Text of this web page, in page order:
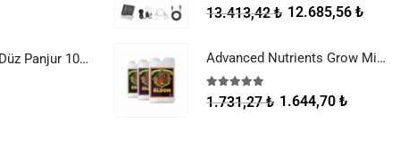
Raksan Smart Düz Panjur 100 mm Sinek Telli
5.00 5 üzerinden
13.413,42₺ 12.685,56 ₺
Advanced Nutrients Grow Micro Bloom 500 ml Set
5.00 5 üzerinden
1.731,27₺ 1.644,70 ₺